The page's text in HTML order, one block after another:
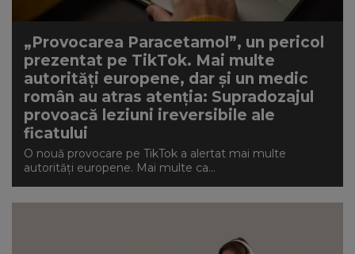
„Provocarea Paracetamol”, un pericol
prezentat pe TikTok. Mai multe
autorități europene, dar și un medic
român au atras atenția: Supradozajul
provoacă leziuni ireversibile ale
ficatului
O nouă provocare pe TikTok a alertat mai multe
autorități europene. Mai multe ca...